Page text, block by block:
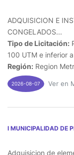
ADQUISICION E
CONGELADOS...
Tipo de Licitación:
100 UTM e inferior
Región: Region
2026-08-07 Ver en
I MUNICIPALIDAD DE
Adquisicion de